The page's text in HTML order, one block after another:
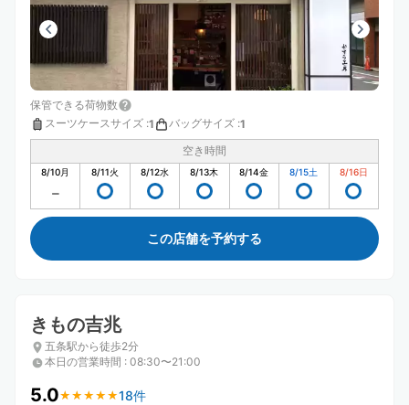
保管できる荷物数
スーツケースサイズ :1 バッグサイズ :1
空き時間
8/10月 8/11火 8/12水 8/13木 8/14金 8/15土 8/16日
この店舗を予約する
きもの吉兆
五条駅から徒歩2分
本日の営業時間 : 08:30〜21:00
5.0★ ★ ★ ★ ★
★ ★ ★ ★ ★18件